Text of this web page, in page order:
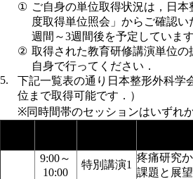
① ご自身の単位取得状況は，日
度取得単位照会」からご確認
週間～3週間後を予定しています
② 取得された教育研修講演単位
自身で行ってください．
5.
下記一覧表の通り日本整形外科学
位まで取得可能です．）
※同時間帯のセッションはいずれ
9:00～
10:00
特別講演1
疼痛研究
課題と展望